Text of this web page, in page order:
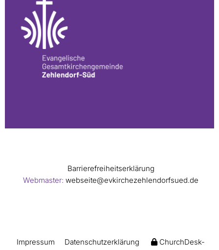
Barrierefreiheitserklärung
Webmaster: webseite@evkirchezehlendorfsued.de
Impressum Datenschutzerklärung ChurchDesk-